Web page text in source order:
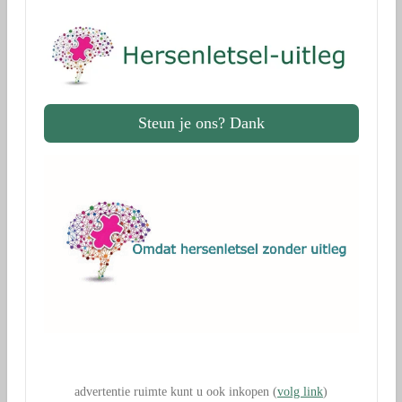
Steun je ons? Dank
advertentie ruimte kunt u ook inkopen (volg link)